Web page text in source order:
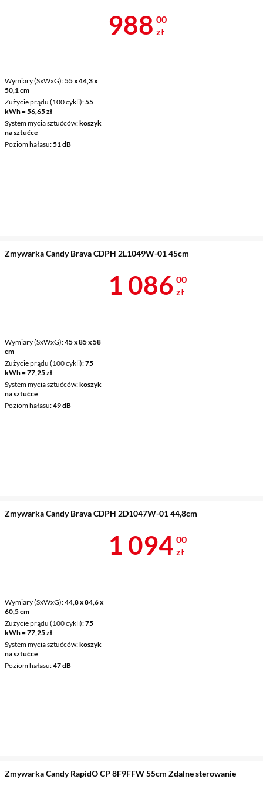
Wymiary (SxWxG) 55 x 44,3 x
50,1 cm
Zużycie prądu (100 cykli) 55
kWh = 56,65 zł
System mycia sztućców koszyk
na sztućce
Poziom hałasu 51 dB
Cena 988 zł
988 00
zł
Zmywarka Candy Brava CDPH 2L1049W-01 45cm
Wymiary (SxWxG) 45 x 85 x 58
cm
Zużycie prądu (100 cykli) 75
kWh = 77,25 zł
System mycia sztućców koszyk
na sztućce
Poziom hałasu 49 dB
Cena 1 086 zł
1 086 00
zł
Zmywarka Candy Brava CDPH 2D1047W-01 44,8cm
Wymiary (SxWxG) 44,8 x 84,6 x
60,5 cm
Zużycie prądu (100 cykli) 75
kWh = 77,25 zł
System mycia sztućców koszyk
na sztućce
Poziom hałasu 47 dB
Cena 1 094 zł
1 094 00
zł
Zmywarka Candy RapidO CP 8F9FFW 55cm Zdalne sterowanie